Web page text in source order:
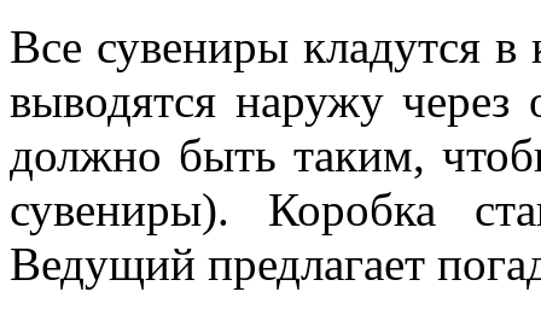
Все сувениры кладутся в
выводятся наружу через
должно быть таким,
сувениры). Коробка
Ведущий предлагает